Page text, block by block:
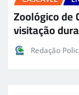
Zoológico de
visitação
Redação